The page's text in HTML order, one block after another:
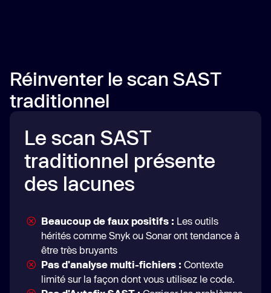
Réinventer le scan SAST
traditionnel
Le scan SAST
traditionnel présente
des lacunes
Beaucoup de faux positifs : Les outils
hérités comme Snyk ou Sonar ont tendance à
être très bruyants
Pas d'analyse multi-fichiers : Contexte
limité sur la façon dont vous utilisez le code.